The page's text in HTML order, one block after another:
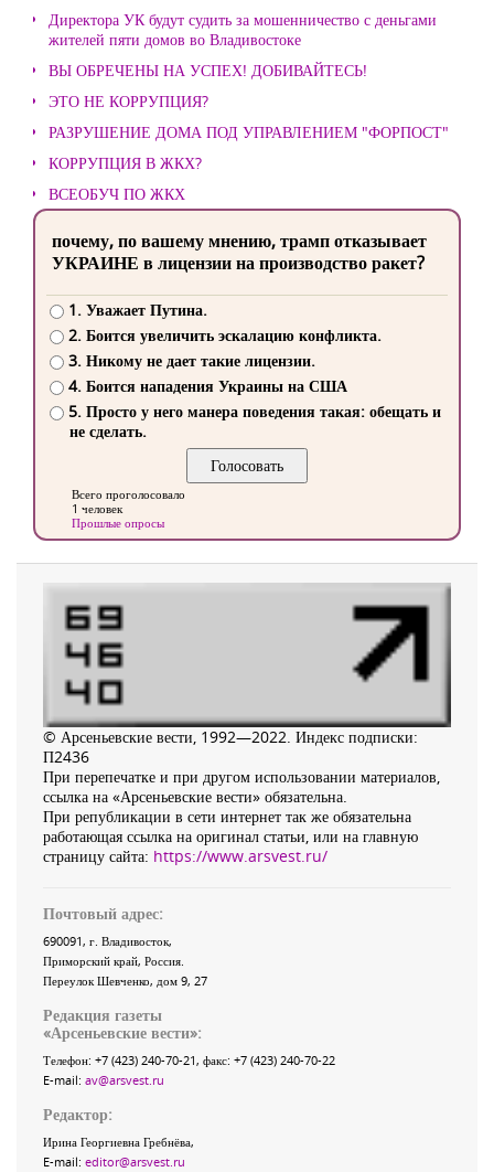
Директора УК будут судить за мошенничество с деньгами
жителей пяти домов во Владивостоке
ВЫ ОБРЕЧЕНЫ НА УСПЕХ! ДОБИВАЙТЕСЬ!
ЭТО НЕ КОРРУПЦИЯ?
РАЗРУШЕНИЕ ДОМА ПОД УПРАВЛЕНИЕМ "ФОРПОСТ"
КОРРУПЦИЯ В ЖКХ?
ВСЕОБУЧ ПО ЖКХ
почему, по вашему мнению, трамп отказывает
УКРАИНЕ в лицензии на производство ракет?
1. Уважает Путина.
2. Боится увеличить эскалацию конфликта.
3. Никому не дает такие лицензии.
4. Боится нападения Украины на США
5. Просто у него манера поведения такая: обещать и
не сделать.
Всего проголосовало
1 человек
Прошлые опросы
© Арсеньевские вести, 1992—2022. Индекс подписки:
П2436
При перепечатке и при другом использовании материалов,
ссылка на «Арсеньевские вести» обязательна.
При републикации в сети интернет так же обязательна
работающая ссылка на оригинал статьи, или на главную
страницу сайта: https://www.arsvest.ru/
Почтовый адрес:
690091, г. Владивосток,
Приморский край, Россия
Переулок Шевченко, дом 9, 27
Редакция газеты
«Арсеньевские вести»:
Телефон: +7 (423) 240-70-21, факс: +7 (423) 240-70-22
E-mail: av@arsvest.ru
Редактор:
Ирина Георгиевна Гребнёва,
E-mail: editor@arsvest.ru